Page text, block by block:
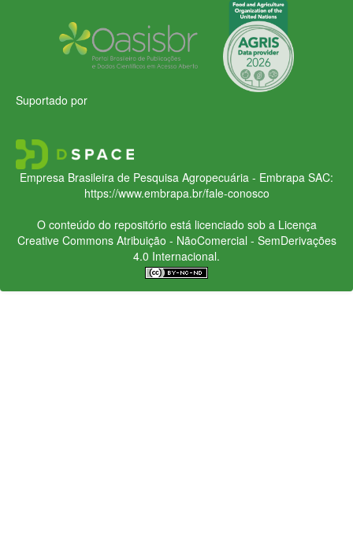
Suportado por
Empresa Brasileira de Pesquisa Agropecuária - Embrapa SAC:
https://www.embrapa.br/fale-conosco
O conteúdo do repositório está licenciado sob a Licença
Creative CommonsAtribuição - NãoComercial - SemDerivações
4.0 Internacional.